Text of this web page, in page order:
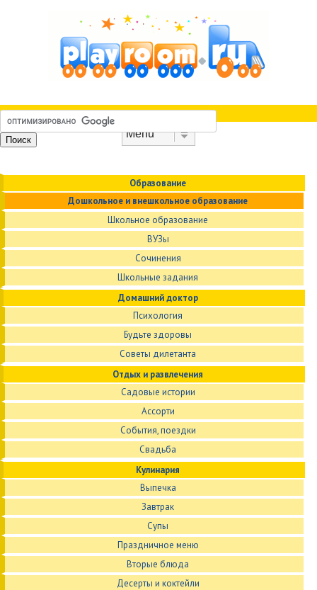
Образование
Дошкольное и внешкольное образование
Школьное образование
ВУЗы
Сочинения
Школьные задания
Домашний доктор
Психология
Будьте здоровы
Советы дилетанта
Отдых и развлечения
Садовые истории
Ассорти
События, поездки
Свадьба
Кулинария
Выпечка
Завтрак
Супы
Праздничное меню
Вторые блюда
Десерты и коктейли